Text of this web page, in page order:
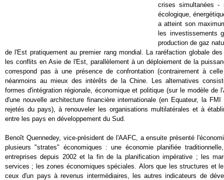
crises simultanées -
écologique,
a atteint son
les investissements
production de gaz
de l'Est pratiquement au premier rang mondial. La raréfaction globale
les conflits en Asie de l'Est, parallèlement à un déploiement de la
correspond pas à une présence de confrontation (contrairement à
néanmoins au mieux des intérêts de la Chine. Les alternatives
formes d'intégration régionale, économique et politique (sur le modèle de
d'une nouvelle architecture financière internationale (en Equateur, la
rejetés du pays), à renouveler les organisations multilatérales et à
entre les pays en développement du Sud.
Benoît Quennedey, vice-président de l'AAFC, a ensuite présenté
plusieurs "strates" économiques : une économie planifiée
entreprises depuis 2002 et la fin de la planification impérative ; les
services ; les zones économiques spéciales. Alors que les structures et
ceux d'un pays à revenus intermédiaires, les autres indicateurs de